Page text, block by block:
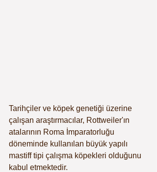
Tarihçiler ve köpek genetiği üzerine
çalışan araştırmacılar, Rottweiler'ın
atalarının Roma İmparatorluğu
döneminde kullanılan büyük yapılı
mastiff tipi çalışma köpekleri olduğunu
kabul etmektedir.